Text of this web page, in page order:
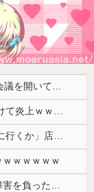
海外「観念しろ」FIFA会長がモロッコで緊急会議を開いて海外大騒ぎ！（海外の反応）
【悲報】 有吉、一般人に「ド正論」を叩きつけて炎上ｗｗｗｗｗｗｗｗ
【画像】 ワイ「アルファードいいなあ。買いに行くか」店員「ほいっ見積もりな！」ワイ「金額おかしくね？」←お前らもそう思うよな？？？？？
ｗｗｗｗｗｗ
【動画】仲間に花火を水平撃ちしようとして障害を負ったかもしれない事故。